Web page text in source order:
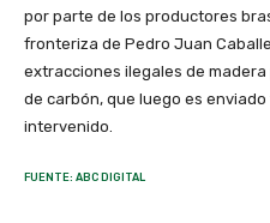
por parte de los productores
fronteriza de Pedro Juan
extracciones ilegales de
de carbón, que luego es
intervenido.
FUENTE: ABC DIGITAL